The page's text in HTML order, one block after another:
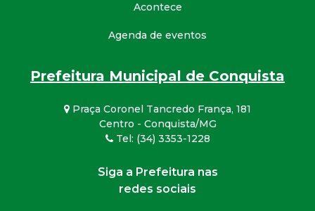
Acontece
Agenda de eventos
Prefeitura Municipal de Conquista
Praça Coronel Tancredo França, 181
Centro - Conquista/MG
Tel: (34) 3353-1228
Siga a Prefeitura nas
redes sociais